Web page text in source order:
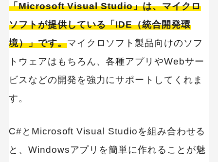
「Microsoft Visual Studio」は、マイクロ
ソフトが提供している「IDE（統合開発環
境）」です。マイクロソフト製品向けのソフ
トウェアはもちろん、各種アプリやWebサー
ビスなどの開発を強力にサポートしてくれま
す。
C#とMicrosoft Visual Studioを組み合わせる
と、Windowsアプリを簡単に作れることが魅